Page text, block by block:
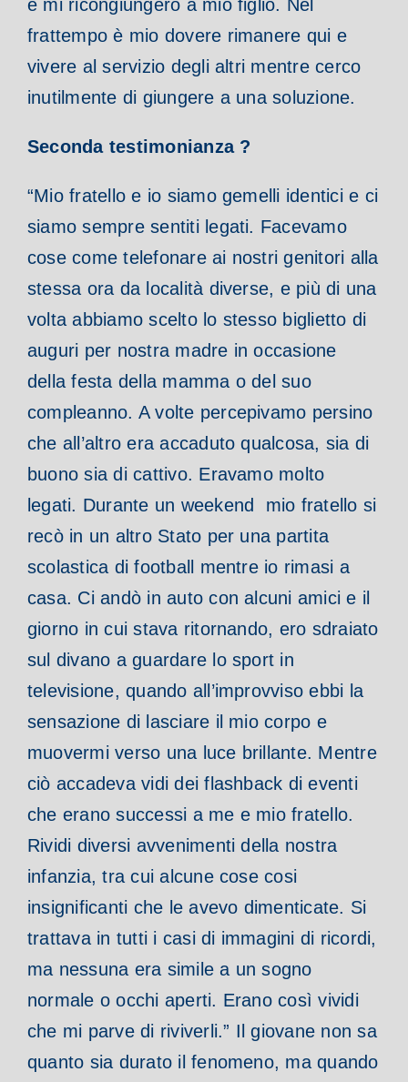
e mi ricongiungerò a mio figlio. Nel
frattempo è mio dovere rimanere qui e
vivere al servizio degli altri mentre cerco
inutilmente di giungere a una soluzione.
Seconda testimonianza ?
“Mio fratello e io siamo gemelli identici e ci
siamo sempre sentiti legati. Facevamo
cose come telefonare ai nostri genitori alla
stessa ora da località diverse, e più di una
volta abbiamo scelto lo stesso biglietto di
auguri per nostra madre in occasione
della festa della mamma o del suo
compleanno. A volte percepivamo persino
che all’altro era accaduto qualcosa, sia di
buono sia di cattivo. Eravamo molto
legati. Durante un weekend mio fratello si
recò in un altro Stato per una partita
scolastica di football mentre io rimasi a
casa. Ci andò in auto con alcuni amici e il
giorno in cui stava ritornando, ero sdraiato
sul divano a guardare lo sport in
televisione, quando all’improvviso ebbi la
sensazione di lasciare il mio corpo e
muovermi verso una luce brillante. Mentre
ciò accadeva vidi dei flashback di eventi
che erano successi a me e mio fratello.
Rividi diversi avvenimenti della nostra
infanzia, tra cui alcune cose cosi
insignificanti che le avevo dimenticate. Si
trattava in tutti i casi di immagini di ricordi,
ma nessuna era simile a un sogno
normale o occhi aperti. Erano così vividi
che mi parve di riviverli.” Il giovane non sa
quanto sia durato il fenomeno, ma quando